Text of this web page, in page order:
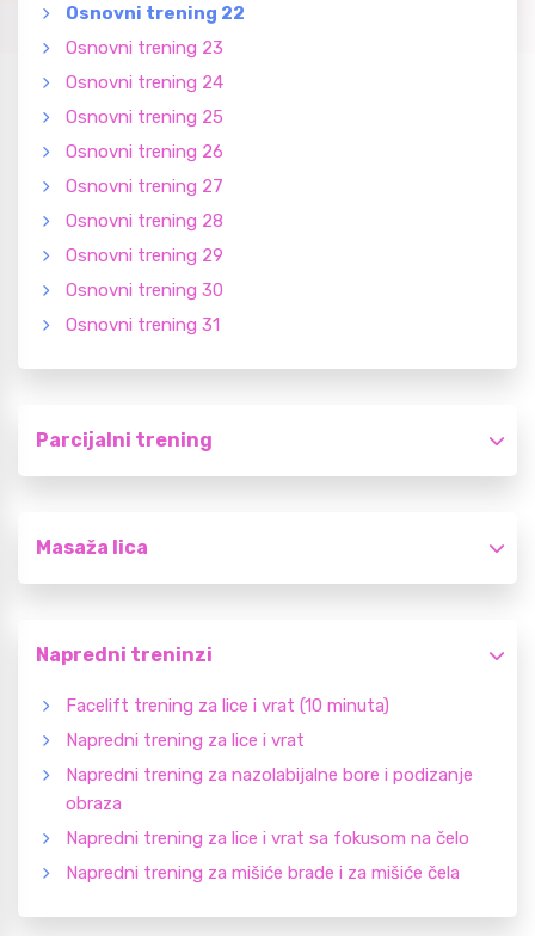
Osnovni trening 22
Osnovni trening 23
Osnovni trening 24
Osnovni trening 25
Osnovni trening 26
Osnovni trening 27
Osnovni trening 28
Osnovni trening 29
Osnovni trening 30
Osnovni trening 31
Parcijalni trening
Masaža lica
Napredni treninzi
Facelift trening za lice i vrat (10 minuta)
Napredni trening za lice i vrat
Napredni trening za nazolabijalne bore i podizanje
obraza
Napredni trening za lice i vrat sa fokusom na čelo
Napredni trening za mišiće brade i za mišiće čela